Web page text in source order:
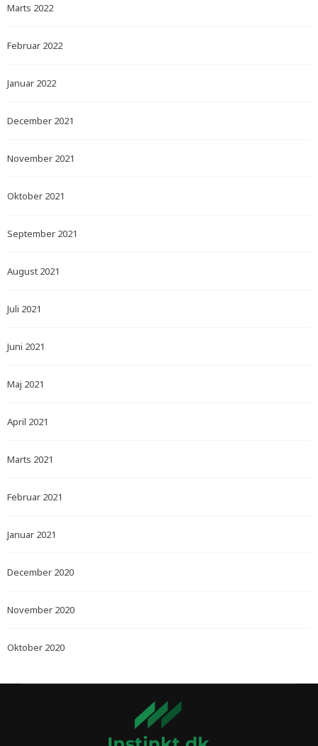
Marts 2022
Februar 2022
Januar 2022
December 2021
November 2021
Oktober 2021
September 2021
August 2021
Juli 2021
Juni 2021
Maj 2021
April 2021
Marts 2021
Februar 2021
Januar 2021
December 2020
November 2020
Oktober 2020